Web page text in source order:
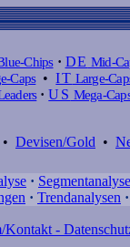
Chips · DE Mid-
Caps•IT Large-
· US Mega-
• Devisen/Gold •
· Segmentanalyse
· Trendanalysen ·
Kontakt -